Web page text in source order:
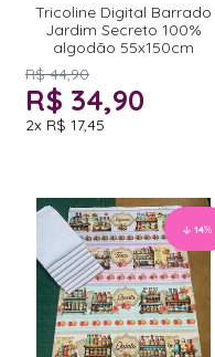
Tricoline Digital Barrado
Jardim Secreto 100%
algodão 55x150cm
R$ 44,90
R$ 34,90
2x R$ 17,45
14%